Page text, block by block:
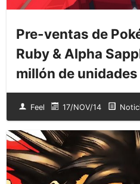
Pre-ventas de
Ruby & Alpha
millón de
Feel 17/NOV/14